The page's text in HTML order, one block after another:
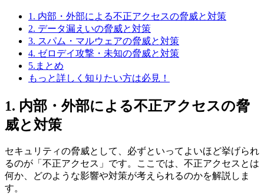
1. 内部・外部による不正アクセスの脅威と対策
2. データ漏えいの脅威と対策
3. スパム・マルウェアの脅威と対策
4. ゼロデイ攻撃・未知の脅威と対策
5.まとめ
もっと詳しく知りたい方は必見！
1. 内部・外部による不正アクセスの脅
威と対策
セキュリティの脅威として、必ずといってよいほど挙げられ
るのが「不正アクセス」です。ここでは、不正アクセスとは
何か、どのような影響や対策が考えられるのかを解説しま
す。